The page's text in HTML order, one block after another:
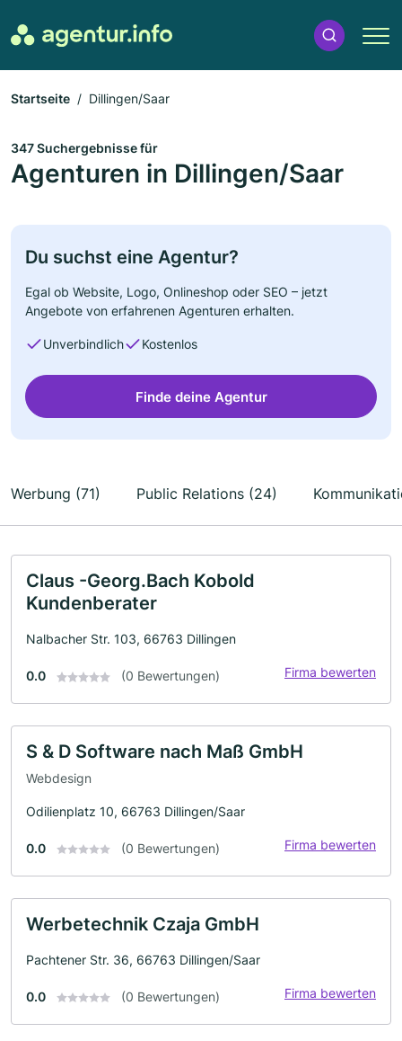
Startseite Dillingen/Saar
347 Suchergebnisse für
Agenturen in Dillingen/Saar
Du suchst eine Agentur?
Egal ob Website, Logo, Onlineshop oder SEO – jetzt
Angebote von erfahrenen Agenturen erhalten.
Unverbindlich Kostenlos
Finde deine Agentur
Werbung (71) Public Relations (24)
Claus -Georg.Bach Kobold
Kundenberater
Nalbacher Str. 103, 66763 Dillingen
0.0 (0 Bewertungen) Firma bewerten
S & D Software nach Maß GmbH
Webdesign
Odilienplatz 10, 66763 Dillingen/Saar
0.0 (0 Bewertungen) Firma bewerten
Werbetechnik Czaja GmbH
Pachtener Str. 36, 66763 Dillingen/Saar
0.0 (0 Bewertungen) Firma bewerten